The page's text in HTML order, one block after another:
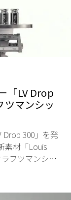
「LV Drop
ツマンシッ
300」を発
素材「Louis
フツマンシッ
場した。